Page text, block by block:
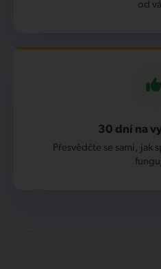
od
30 dní na
Přesvědčte se sami, jak